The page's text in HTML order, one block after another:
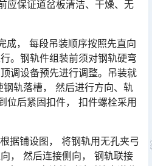
应保证道岔板清洁、干燥、无
成， 每段吊装顺序按照先直向
。钢轨件组装前须对钢轨硬弯
调设备预先进行调整。吊装就
轨落槽， 然后进行方向、轨
位后紧固扣件， 扣件螺栓采用
据铺设图， 将钢轨用无孔夹弓
， 然后连接侧向， 钢轨联接